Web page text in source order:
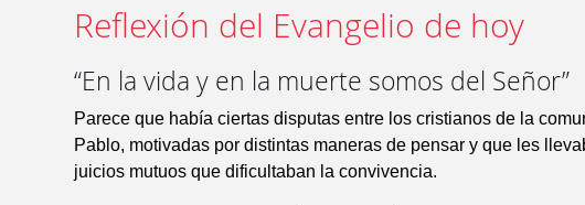
Reflexión del Evangelio de hoy
“En la vida y en la muerte somos del Señor”
Parece que había ciertas disputas entre los cristianos de la
Pablo, motivadas por distintas maneras de pensar y que les
juicios mutuos que dificultaban la convivencia.